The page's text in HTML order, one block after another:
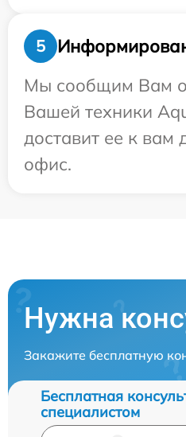
5
Мы сообщим Вам о
Вашей техники
доставит ее к вам
офис.
Нужна
Закажите бесплатную
Бесплатная
специалистом